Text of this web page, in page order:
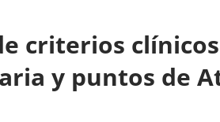
criterios
y puntos de